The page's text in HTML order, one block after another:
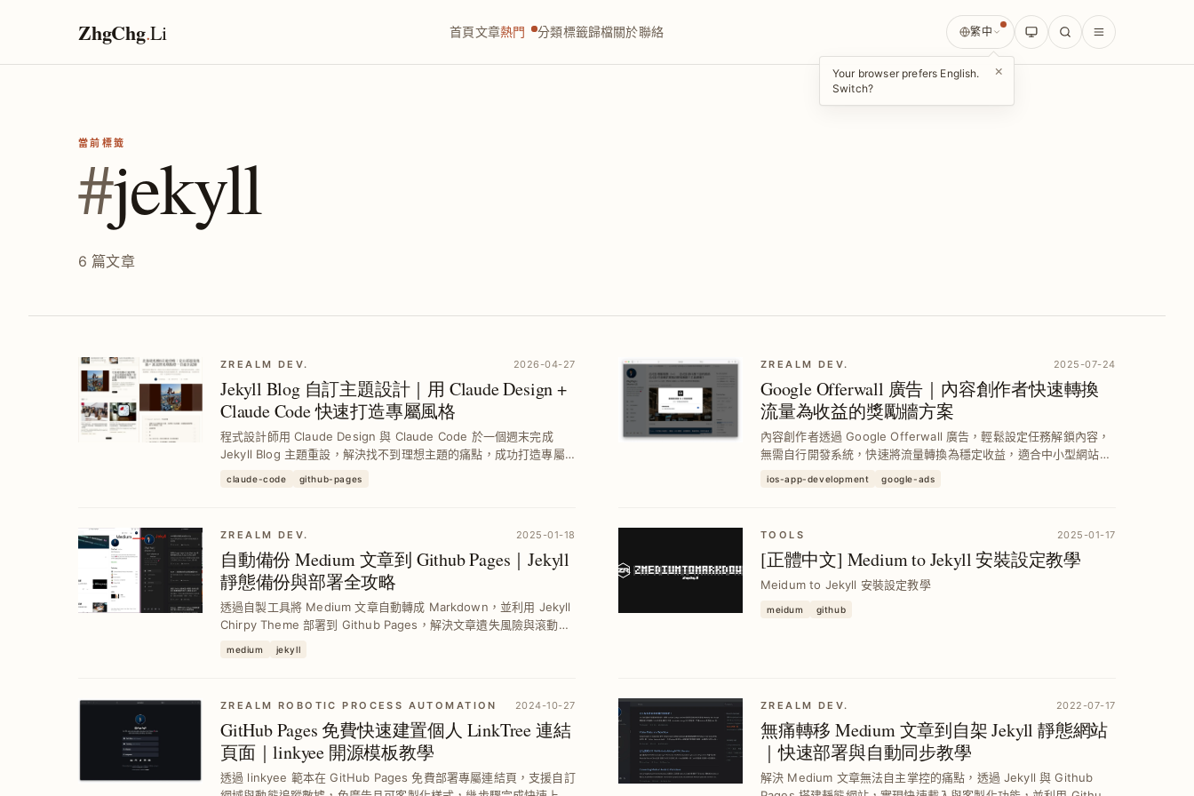
ZhgChg.Li 首頁文章熱門 分類標籤歸檔關於聯絡 繁中
Your browser prefers English.
Switch?
×
當前標籤
#jekyll
6 篇文章
ZREALM DEV. 2026-04-27
Jekyll Blog 自訂主題設計｜用 Claude Design +
Claude Code 快速打造專屬風格
程式設計師用 Claude Design 與 Claude Code 於一個週末完成
Jekyll Blog 主題重設，解決找不到理想主題的痛點，成功打造專屬
claude-code github-pages
ZREALM DEV. 2025-07-24
Google Offerwall 廣告｜內容創作者快速轉換
流量為收益的獎勵牆方案
內容創作者透過 Google Offerwall 廣告，輕鬆設定任務解鎖內容，
無需自行開發系統，快速將流量轉換為穩定收益，適合中小型網站與
ios-app-development google-ads
ZREALM DEV. 2025-01-18
自動備份 Medium 文章到 Github Pages｜Jekyll
靜態備份與部署全攻略
透過自製工具將 Medium 文章自動轉成 Markdown，並利用 Jekyll
Chirpy Theme 部署到 Github Pages，解決文章遺失風險與滾動卡
medium jekyll
TOOLS 2025-01-17
[正體中文] Medium to Jekyll 安裝設定教學
Meidum to Jekyll 安裝設定教學
meidum github
ZREALM ROBOTIC PROCESS AUTOMATION 2024-10-27
GitHub Pages 免費快速建置個人 LinkTree 連結
頁面｜linkyee 開源模板教學
透過 linkyee 範本在 GitHub Pages 免費部署專屬連結頁，支援自訂
ZREALM DEV. 2022-07-17
無痛轉移 Medium 文章到自架 Jekyll 靜態網站
｜快速部署與自動同步教學
解決 Medium 文章無法自主掌控的痛點，透過 Jekyll 與 Github